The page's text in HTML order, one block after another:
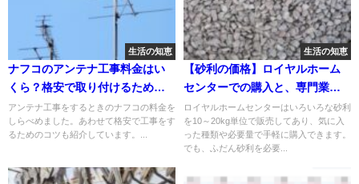
生活の知恵
ナフコのアンテナ工事料金はい
くら？格安で取り付けるための
コツも紹介！
アンテナ工事をするときのナフコの料金を
しらべめました。あわせて格安で工事をす
るためのコツも紹介しています。...
生活の知恵
【砂利の価格】ロイヤルホーム
センターでの購入と、専門業者
の値段を比較
ロイヤルホームセンターはいろいろな砂利
を10～20kg単位で販売してあり、気に入
った種類や必要量で手軽に購入できます。
でも、ふだん砂利を必要...